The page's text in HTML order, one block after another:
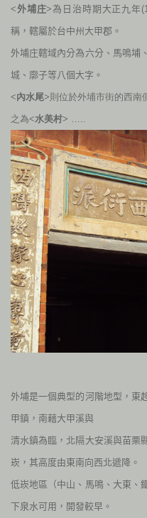
<外埔庄>為日治時期大正九年(
稱，轄屬於台中州大甲郡。
外埔庄轄域內分為六分、馬鳴埔
城、廓子等八個大字。
<內水尾>則位於外埔市街的西南
之為<水美村> …..
外埔是一個典型的河階地型，東
甲鎮，南藉大甲溪與
清水鎮為臨，北隔大安溪與苗栗
崁，其高度由東南向西北遞降。
低崁地區（中山、馬鳴、大東、
下泉水可用，開發較早。